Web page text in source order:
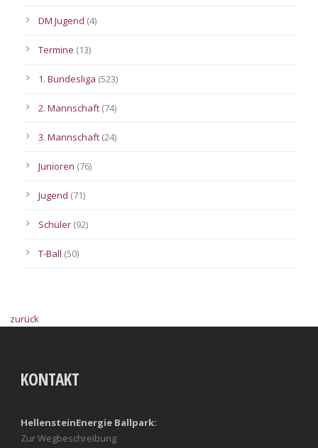
DM Jugend (4)
Termine (13)
1. Bundesliga (523)
2. Mannschaft (74)
3. Mannschaft (24)
Junioren (76)
Jugend (71)
Schüler (92)
T-Ball (50)
zurück
KONTAKT
HellensteinEnergie Ballpark:
Zur Wegbeschreibung